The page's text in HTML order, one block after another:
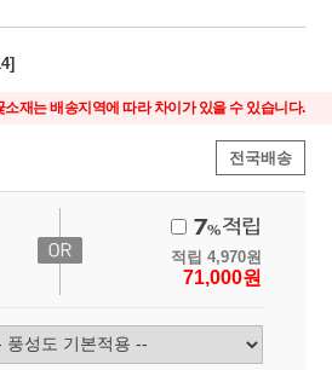
재는 배송지역에 따라 차이가 있을 수 있습니다.
전국배송
적립 4,970원
71,000원